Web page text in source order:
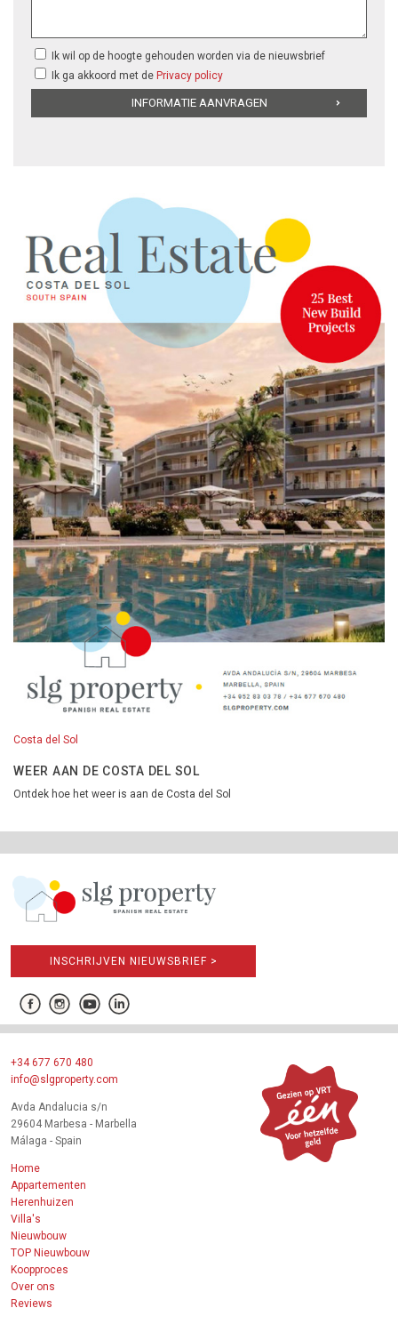
Ik wil op de hoogte gehouden worden via de nieuwsbrief
Ik ga akkoord met de Privacy policy
Costa del Sol
WEER AAN DE COSTA DEL SOL
Ontdek hoe het weer is aan de Costa del Sol
INSCHRIJVEN NIEUWSBRIEF >
+34 677 670 480
info@slgproperty.com
Avda Andalucia s/n
29604 Marbesa - Marbella
Málaga - Spain
Home
Appartementen
Herenhuizen
Villa's
Nieuwbouw
TOP Nieuwbouw
Koopproces
Over ons
Reviews